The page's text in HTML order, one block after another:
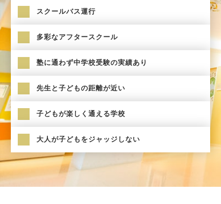
スクールバス運行
多彩なアフタースクール
塾に通わず中学校受験の実績あり
先生と子どもの距離が近い
子どもが楽しく通える学校
大人が子どもをジャッジしない